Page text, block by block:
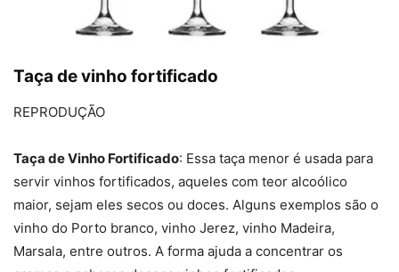
Taça de vinho fortificado
REPRODUÇÃO
Taça de Vinho Fortificado: Essa taça menor é usada para
servir vinhos fortificados, aqueles com teor alcoólico
maior, sejam eles secos ou doces. Alguns exemplos são o
vinho do Porto branco, vinho Jerez, vinho Madeira,
Marsala, entre outros. A forma ajuda a concentrar os